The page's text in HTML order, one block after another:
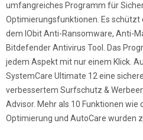
umfangreiches Programm für
Optimierungsfunktionen. Es
dem IObit Anti-Ransomware, Anti-
Bitdefender Antivirus Tool. Das
jedem Aspekt mit nur einem Klick.
SystemCare Ultimate 12 eine
verbessertem Surfschutz &
Advisor. Mehr als 10 Funktionen wie
Optimierung und AutoCare wurden